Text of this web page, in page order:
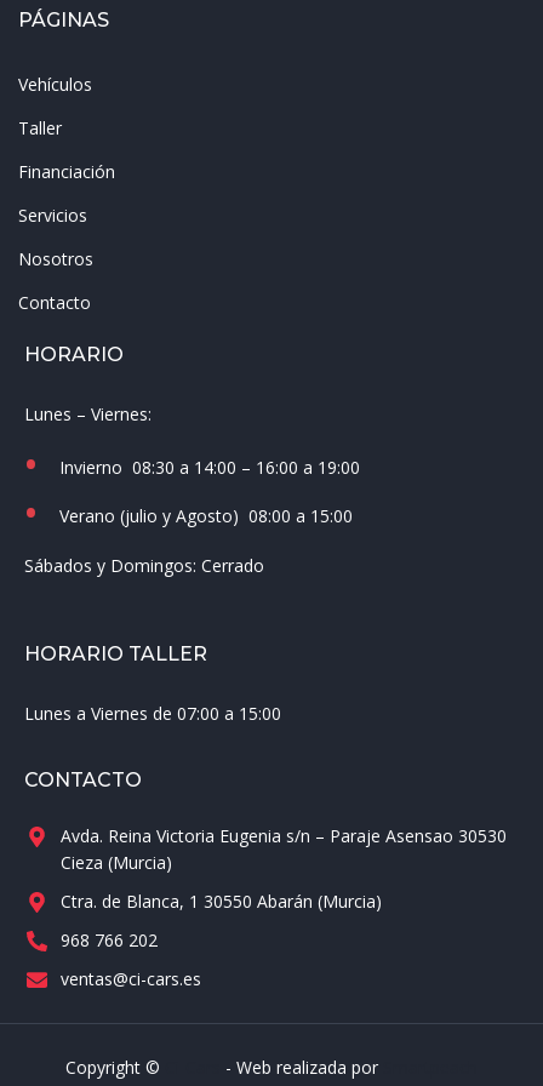
PÁGINAS
Vehículos
Taller
Financiación
Servicios
Nosotros
Contacto
HORARIO
Lunes – Viernes:
Invierno 08:30 a 14:00 – 16:00 a 19:00
Verano (julio y Agosto) 08:00 a 15:00
Sábados y Domingos: Cerrado
HORARIO TALLER
Lunes a Viernes de 07:00 a 15:00
CONTACTO
Avda. Reina Victoria Eugenia s/n – Paraje Asensao 30530
Cieza (Murcia)
Ctra. de Blanca, 1 30550 Abarán (Murcia)
968 766 202
ventas@ci-cars.es
Copyright © - Web realizada por